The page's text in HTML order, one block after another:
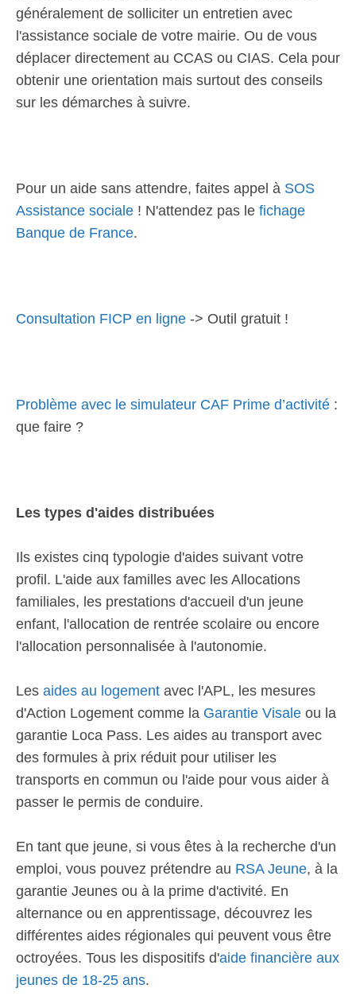
généralement de solliciter un entretien avec
l'assistance sociale de votre mairie. Ou de vous
déplacer directement au CCAS ou CIAS. Cela pour
obtenir une orientation mais surtout des conseils
sur les démarches à suivre.
Pour un aide sans attendre, faites appel à SOS
Assistance sociale ! N'attendez pas le fichage
Banque de France.
Consultation FICP en ligne -> Outil gratuit !
Problème avec le simulateur CAF Prime d’activité :
que faire ?
Les types d'aides distribuées
Ils existes cinq typologie d'aides suivant votre
profil. L'aide aux familles avec les Allocations
familiales, les prestations d'accueil d'un jeune
enfant, l'allocation de rentrée scolaire ou encore
l'allocation personnalisée à l'autonomie.
Les aides au logement avec l'APL, les mesures
d'Action Logement comme la Garantie Visale ou la
garantie Loca Pass. Les aides au transport avec
des formules à prix réduit pour utiliser les
transports en commun ou l'aide pour vous aider à
passer le permis de conduire.
En tant que jeune, si vous êtes à la recherche d'un
emploi, vous pouvez prétendre au RSA Jeune, à la
garantie Jeunes ou à la prime d'activité. En
alternance ou en apprentissage, découvrez les
différentes aides régionales qui peuvent vous être
octroyées. Tous les dispositifs d'aide financière aux
jeunes de 18-25 ans.